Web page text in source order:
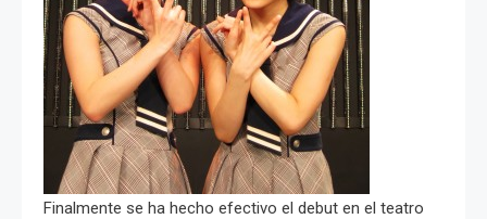
Finalmente se ha hecho efectivo el debut en el teatro